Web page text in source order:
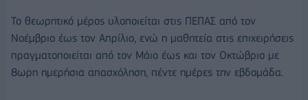
Το θεωρητικό μέρος υλοποιείται στις ΠΕΠΑΣ από τον
Νοέμβριο έως τον Απρίλιο, ενώ η μαθητεία στις επιχειρήσεις
πραγματοποιείται από τον Μάιο έως και τον Οκτώβριο με
8ωρη ημερήσια απασχόληση, πέντε ημέρες την εβδομάδα.